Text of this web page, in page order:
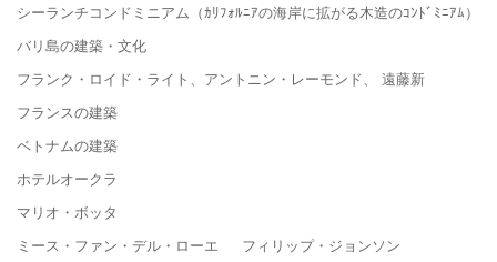
シーランチコンドミニアム（ｶﾘﾌｫﾙﾆｱの海岸に拡がる木造のｺﾝﾄﾞﾐﾆｱﾑ）
バリ島の建築・文化
フランク・ロイド・ライト、アントニン・レーモンド、 遠藤新
フランスの建築
ベトナムの建築
ホテルオークラ
マリオ・ボッタ
ミース・ファン・デル・ローエ フィリップ・ジョンソン